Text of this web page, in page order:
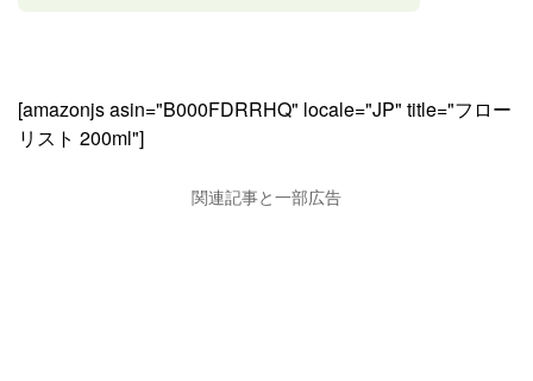
[amazonjs asin="B000FDRRHQ" locale="JP" title="フロー
リスト 200ml"]
関連記事と一部広告